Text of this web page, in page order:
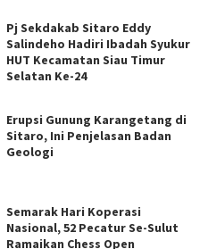
Pj Sekdakab Sitaro Eddy
Salindeho Hadiri Ibadah Syukur
HUT Kecamatan Siau Timur
Selatan Ke-24
Erupsi Gunung Karangetang di
Sitaro, Ini Penjelasan Badan
Geologi
Semarak Hari Koperasi
Nasional, 52 Pecatur Se-Sulut
Ramaikan Chess Open